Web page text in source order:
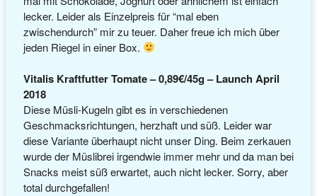
lecker. Leider als Einzelpreis für “mal eben
zwischendurch” mir zu teuer. Daher freue ich mich über
jeden Riegel in einer Box.
Vitalis Kraftfutter Tomate – 0,89€/45g – Launch April
2018
Diese Müsli-Kugeln gibt es in verschiedenen
Geschmacksrichtungen, herzhaft und süß. Leider war
diese Variante überhaupt nicht unser Ding. Beim zerkauen
wurde der Müslibrei irgendwie immer mehr und da man bei
Snacks meist süß erwartet, auch nicht lecker. Sorry, aber
total durchgefallen!